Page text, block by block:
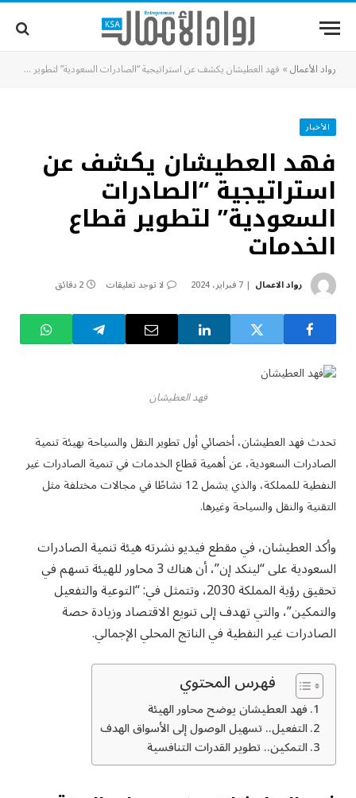
رواد الأعمال» فهد العطيشان يكشف عن استراتيجية “الصادرات السعودية” لتطوير قطاع الخدمات
الأخبار
فهد العطيشان يكشف عن
استراتيجية “الصادرات
السعودية” لتطوير قطاع
الخدمات
رواد الاعمال 7 فبراير، 2024 لا توجد تعليقات 2 دقائق
فهد العطيشان
تحدث فهد العطيشان، أخصائي أول تطوير النقل والسياحة بهيئة تنمية
الصادرات السعودية، عن أهمية قطاع الخدمات في تنمية الصادرات غير
النفطية للمملكة، والذي يشمل 12 نشاطًا في مجالات مختلفة مثل
التقنية والنقل والسياحة وغيرها.
وأكد العطيشان، في مقطع فيديو نشرته هيئة تنمية الصادرات
السعودية على “لينكد إن”، أن هناك 3 محاور للهيئة تسهم في
تحقيق رؤية المملكة 2030، وتتمثل في: “التوعية والتفعيل
والتمكين”، والتي تهدف إلى تنويع الاقتصاد وزيادة حصة
الصادرات غير النفطية في الناتج المحلي الإجمالي.
فهرس المحتوي
فهد العطيشان يوضح محاور الهيئة
التفعيل.. تسهيل الوصول إلى الأسواق الهدف
التمكين.. تطوير القدرات التنافسية